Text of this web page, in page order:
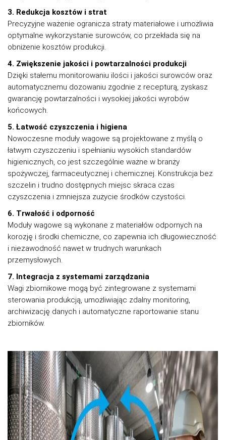
3. Redukcja kosztów i strat
Precyzyjne ważenie ogranicza straty materiałowe i umożliwia
optymalne wykorzystanie surowców, co przekłada się na
obniżenie kosztów produkcji.
4. Zwiększenie jakości i powtarzalności produkcji
Dzięki stałemu monitorowaniu ilości i jakości surowców oraz
automatycznemu dozowaniu zgodnie z recepturą, zyskasz
gwarancję powtarzalności i wysokiej jakości wyrobów
końcowych.
5. Łatwość czyszczenia i higiena
Nowoczesne moduły wagowe są projektowane z myślą o
łatwym czyszczeniu i spełnianiu wysokich standardów
higienicznych, co jest szczególnie ważne w branży
spożywczej, farmaceutycznej i chemicznej. Konstrukcja bez
szczelin i trudno dostępnych miejsc skraca czas
czyszczenia i zmniejsza zużycie środków czystości.
6. Trwałość i odporność
Moduły wagowe są wykonane z materiałów odpornych na
korozję i środki chemiczne, co zapewnia ich długowieczność
i niezawodność nawet w trudnych warunkach
przemysłowych.
7. Integracja z systemami zarządzania
Wagi zbiornikowe mogą być zintegrowane z systemami
sterowania produkcją, umożliwiając zdalny monitoring,
archiwizację danych i automatyczne raportowanie stanu
zbiorników.